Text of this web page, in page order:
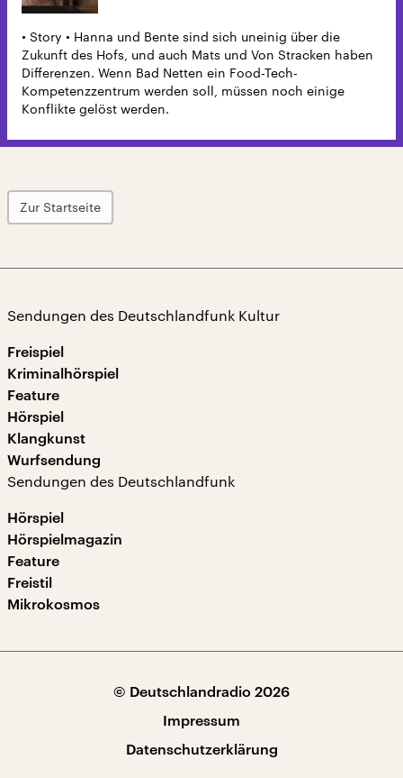
• Story • Hanna und Bente sind sich uneinig über die
Zukunft des Hofs, und auch Mats und Von Stracken haben
Differenzen. Wenn Bad Netten ein Food-Tech-
Kompetenzzentrum werden soll, müssen noch einige
Konflikte gelöst werden.
Zur Startseite
Sendungen des Deutschlandfunk Kultur
Freispiel
Kriminalhörspiel
Feature
Hörspiel
Klangkunst
Wurfsendung
Sendungen des Deutschlandfunk
Hörspiel
Hörspielmagazin
Feature
Freistil
Mikrokosmos
© Deutschlandradio 2026
Impressum
Datenschutzerklärung